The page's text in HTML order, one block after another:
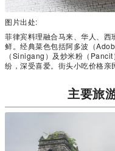
图片出处:
菲律宾料理融合马来、华人、
鲜。经典菜色包括阿多波（
（Sinigang）及炒米粉（
纷，深受喜爱。街头小吃价格亲
主要旅